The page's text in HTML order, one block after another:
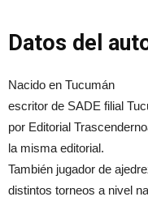
Datos del
Nacido en Tucumán
escritor de SADE filial
por Editorial
la misma editorial.
También jugador de
distintos torneos a nivel